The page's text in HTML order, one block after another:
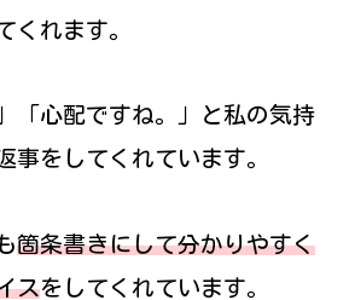
くれます。
「心配ですね。」と私の気持
事をしてくれています。
箇条書きにして分かりやすく
スをしてくれています。